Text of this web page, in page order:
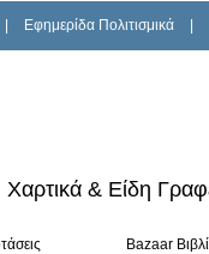
Εφημερίδα Πολιτισμικά
Χαρτικά & Είδη
Bazaar